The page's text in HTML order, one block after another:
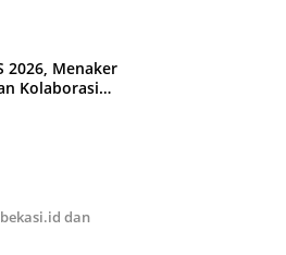
2026, Menaker
Kolaborasi
dan